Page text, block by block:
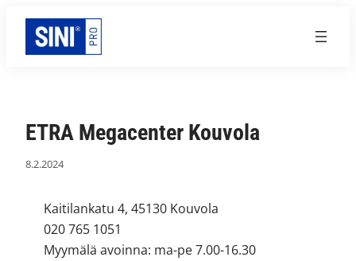
Siirry
sisältöön
ETRA Megacenter Kouvola
8.2.2024
Kaitilankatu 4, 45130 Kouvola
020 765 1051
Myymälä avoinna: ma-pe 7.00-16.30